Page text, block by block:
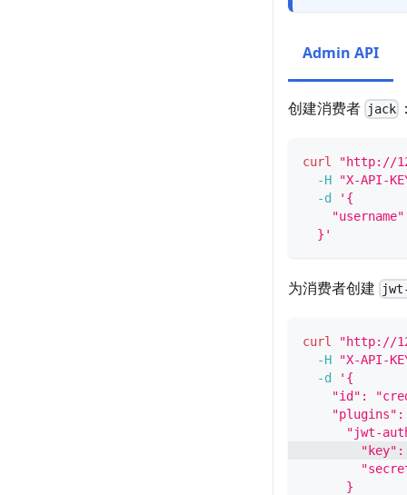
Admin API
创建消费者 jack
curl
"http://
-H
"X-API-
-d
'{
  }'
为消费者创建
curl
"http://
-H
"X-API-
-d
'{
"id":
"plugins":
"jwt-
      }